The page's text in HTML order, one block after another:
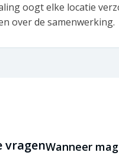
oogt elke locatie
over de samenwerking.
vragenWanneer